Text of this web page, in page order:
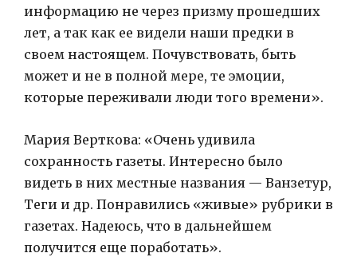
информацию не через призму прошедших
лет, а так как ее видели наши предки в
своем настоящем. Почувствовать, быть
может и не в полной мере, те эмоции,
которые переживали люди того времени».
Мария Верткова: «Очень удивила
сохранность газеты. Интересно было
видеть в них местные названия — Ванзетур,
Теги и др. Понравились «живые» рубрики в
газетах. Надеюсь, что в дальнейшем
получится еще поработать».